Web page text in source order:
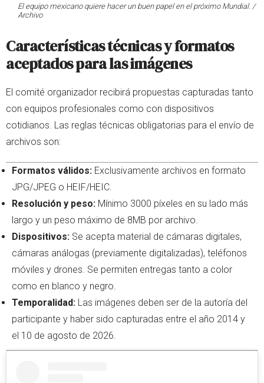
El equipo mexicano quiere hacer un buen papel en el próximo Mundial. /
Archivo
Características técnicas y formatos
aceptados para las imágenes
El comité organizador recibirá propuestas capturadas tanto
con equipos profesionales como con dispositivos
cotidianos. Las reglas técnicas obligatorias para el envío de
archivos son:
Formatos válidos: Exclusivamente archivos en formato
JPG/JPEG o HEIF/HEIC.
Resolución y peso: Mínimo 3000 píxeles en su lado más
largo y un peso máximo de 8MB por archivo.
Dispositivos: Se acepta material de cámaras digitales,
cámaras análogas (previamente digitalizadas), teléfonos
móviles y drones. Se permiten entregas tanto a color
como en blanco y negro.
Temporalidad: Las imágenes deben ser de la autoría del
participante y haber sido capturadas entre el año 2014 y
el 10 de agosto de 2026.